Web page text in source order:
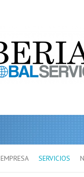
EMPRESA SERVICIOS